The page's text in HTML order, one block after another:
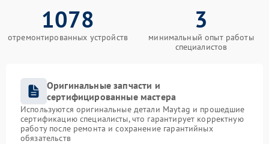
1078
отремонтированных устройств
3
минимальный опыт работы
специалистов
Оригинальные запчасти и
сертифицированные мастера
Используются оригинальные детали Maytag и прошедшие
сертификацию специалисты, что гарантирует корректную
работу после ремонта и сохранение гарантийных
обязательств